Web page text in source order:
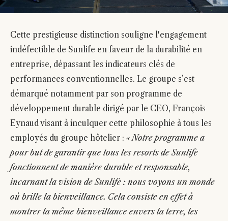
Cette prestigieuse distinction souligne l'engagement
indéfectible de Sunlife en faveur de la durabilité en
entreprise, dépassant les indicateurs clés de
performances conventionnelles. Le groupe s’est
démarqué notamment par son programme de
développement durable dirigé par le CEO, François
Eynaud visant à inculquer cette philosophie à tous les
employés du groupe hôtelier : « Notre programme a
pour but de garantir que tous les resorts de Sunlife
fonctionnent de manière durable et responsable,
incarnant la vision de Sunlife : nous voyons un monde
où brille la bienveillance. Cela consiste en effet à
montrer la même bienveillance envers la terre, les